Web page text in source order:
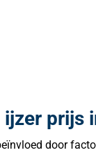
door